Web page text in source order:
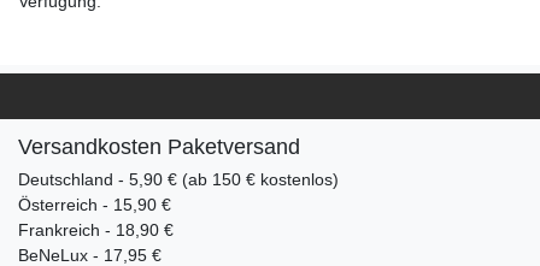
Versandkosten Paketversand
Deutschland - 5,90 € (ab 150 € kostenlos)
Österreich - 15,90 €
Frankreich - 18,90 €
BeNeLux - 17,95 €